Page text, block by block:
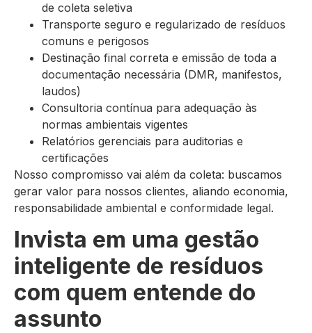
de coleta seletiva
Transporte seguro e regularizado de resíduos
comuns e perigosos
Destinação final correta e emissão de toda a
documentação necessária (DMR, manifestos,
laudos)
Consultoria contínua para adequação às
normas ambientais vigentes
Relatórios gerenciais para auditorias e
certificações
Nosso compromisso vai além da coleta: buscamos
gerar valor para nossos clientes, aliando economia,
responsabilidade ambiental e conformidade legal.
Invista em uma gestão
inteligente de resíduos
com quem entende do
assunto